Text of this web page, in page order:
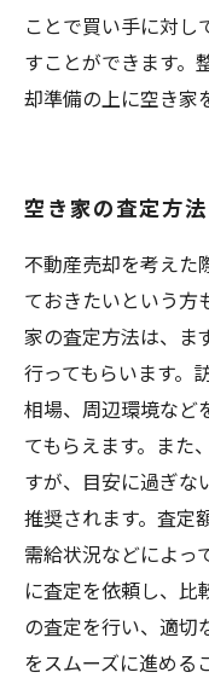
ことで買い手に対し
すことができます。
却準備の上に空き家
空き家の査定方
不動産売却を考えた
ておきたいという方
家の査定方法は、ま
行ってもらいます。
相場、周辺環境など
てもらえます。また
すが、目安に過ぎな
推奨されます。査定
需給状況などによっ
に査定を依頼し、比
の査定を行い、適切
をスムーズに進める